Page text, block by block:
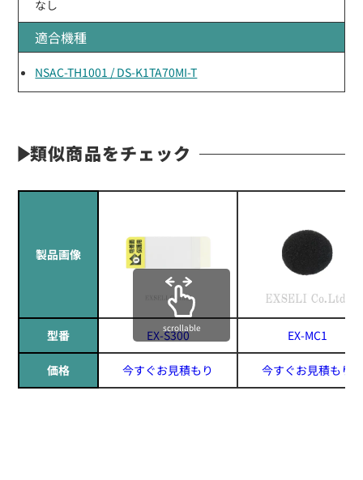
なし
適合機種
NSAC-TH1001 / DS-K1TA70MI-T
類似商品をチェック
製品画像
型番 EX-S300 EX-MC1
価格 今すぐお見積もり 今すぐお見積もり
scrollable